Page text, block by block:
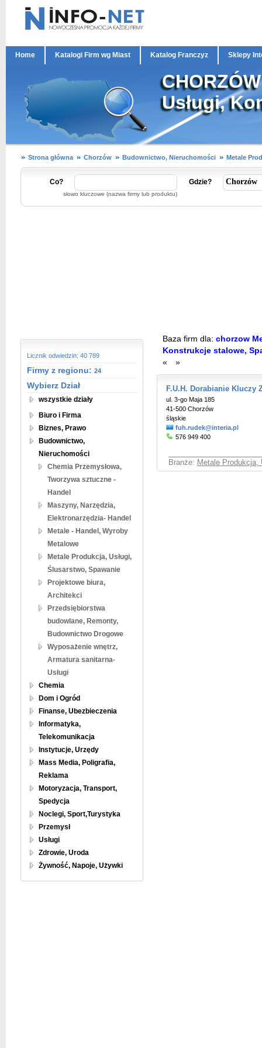
Home Katalogi Firm wg Miast Katalog Franczyz Sklepy
Usługi,
Strona główna Chorzów Budownictwo, Nieruchomości Metale
Co?
słowo kluczowe (nazwa firmy lub produktu)
Gdzie?
Licznik odwiedzin: 40 789
Firmy z regionu: 24
Wybierz Dział
wszystkie działy
Biuro i Firma
Biznes, Prawo
Budownictwo,
Nieruchomości
Chemia Przemysłowa,
Tworzywa sztuczne -
Handel
Maszyny, Narzędzia,
Elektronarzędzia- Handel
Metale - Handel, Wyroby
Metalowe
Metale Produkcja, Usługi,
Ślusarstwo, Spawanie
Projektowe biura,
Architekci
Przedsiębiorstwa
budowlane, Remonty,
Budownictwo Drogowe
Wyposażenie wnętrz,
Armatura sanitarna-
Usługi
Chemia
Dom i Ogród
Finanse, Ubezbieczenia
Informatyka,
Telekomunikacja
Instytucje, Urzędy
Mass Media, Poligrafia,
Reklama
Motoryzacja, Transport,
Spedycja
Noclegi, Sport,Turystyka
Przemysł
Usługi
Zdrowie, Uroda
Żywność, Napoje, Używki
Baza firm dla: chorzow
Konstrukcje stalowe,
«
»
F.U.H. Dorabianie Kluczy
ul. 3-go Maja 185
41-500 Chorzów
śląskie
fuh.rudek@interia.pl
576 949 400
Branże: Metale Produkcja,